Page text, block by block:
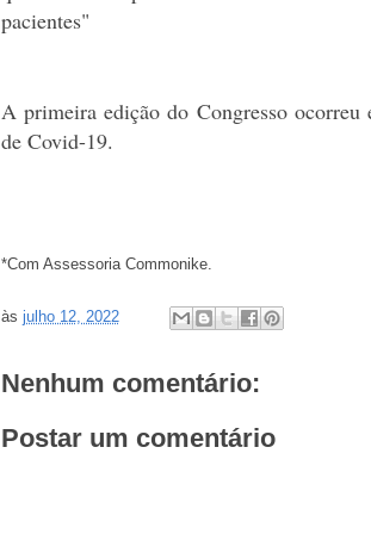
pacientes"
A primeira edição do Congresso
de Covid-19.
*Com Assessoria Commonike.
às julho 12, 2022
Nenhum comentário:
Postar um comentário